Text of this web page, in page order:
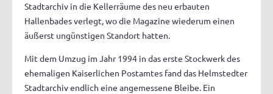
Stadtarchiv in die Kellerräume des neu erbauten
Hallenbades verlegt, wo die Magazine wiederum einen
äußerst ungünstigen Standort hatten.
Mit dem Umzug im Jahr 1994 in das erste Stockwerk des
ehemaligen Kaiserlichen Postamtes fand das Helmstedter
Stadtarchiv endlich eine angemessene Bleibe. Ein